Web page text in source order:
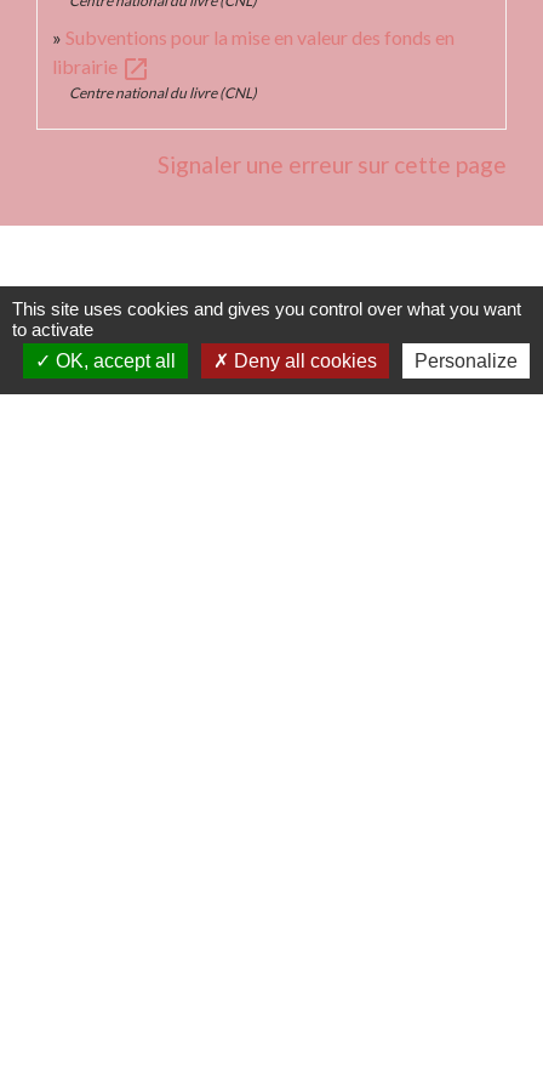
Subventions pour la mise en valeur des fonds en
librairie open_in_new
Centre national du livre (CNL)
Signaler une erreur sur cette page
Contacts
Commune de Fleurie
62 rue des Crus - BP 15
This site uses cookies and gives you control over what you want
to activate
OK, accept all
Deny all cookies Personalize